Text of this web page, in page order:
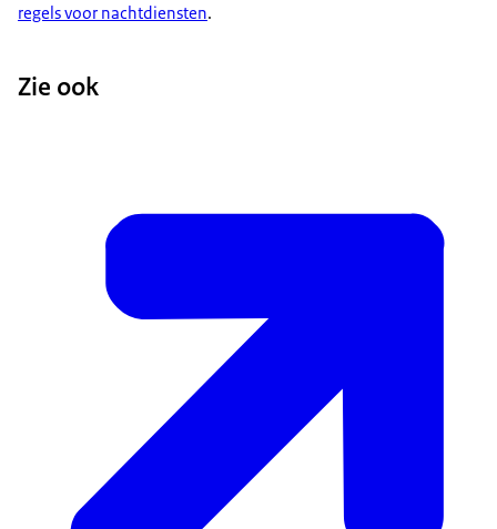
regels voor nachtdiensten.
Zie ook